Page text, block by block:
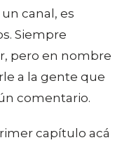
canal, es
Siempre
pero en nombre
a la gente que
comentario.
capítulo acá